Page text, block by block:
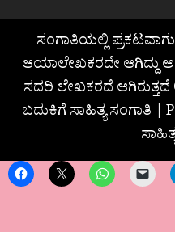
ಸಂಗಾತಿಯಲ್ಲಿ
ಆಯಾಲೇಖಕರದೇ ಆಗಿದ್ದು
ಸದರಿ ಲೇಖಕರದೆ
ಬದುಕಿಗೆ ಸಾಹಿತ್ಯ ಸಂಗಾತಿ |